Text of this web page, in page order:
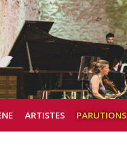
ARTISTES PARUTIONS